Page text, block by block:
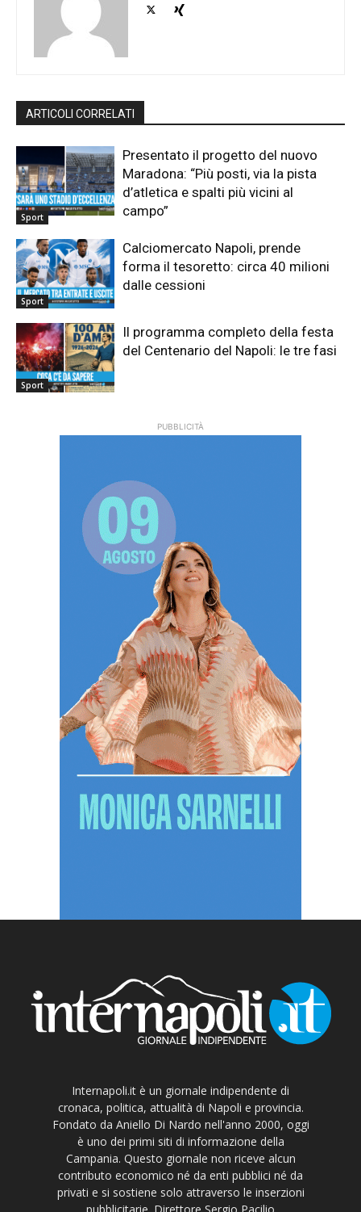
ARTICOLI CORRELATI
Sport
Presentato il progetto del nuovo
Maradona: “Più posti, via la pista
d’atletica e spalti più vicini al
campo”
Sport
Calciomercato Napoli, prende
forma il tesoretto: circa 40 milioni
dalle cessioni
Sport
Il programma completo della festa
del Centenario del Napoli: le tre fasi
PUBBLICITÀ
Internapoli.it è un giornale indipendente di
cronaca, politica, attualità di Napoli e provincia.
Fondato da Aniello Di Nardo nell'anno 2000, oggi
è uno dei primi siti di informazione della
Campania. Questo giornale non riceve alcun
contributo economico né da enti pubblici né da
privati e si sostiene solo attraverso le inserzioni